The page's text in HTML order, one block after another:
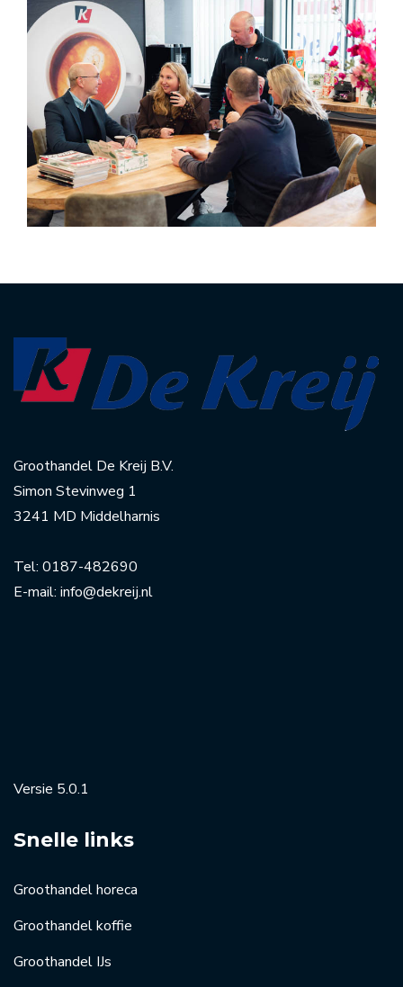
Groothandel De Kreij B.V.
Simon Stevinweg 1
3241 MD Middelharnis
Tel: 0187-482690
E-mail: info@dekreij.nl
Versie 5.0.1
Snelle links
Groothandel horeca
Groothandel koffie
Groothandel IJs